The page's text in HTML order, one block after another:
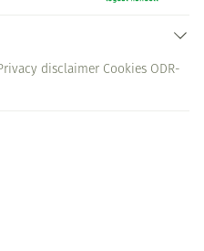
disclaimer Cookies ODR-